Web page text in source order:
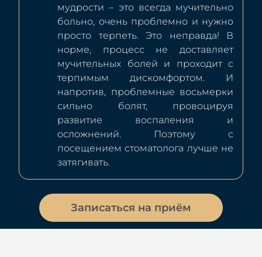
мудрости – это всегда мучительно
больно, очень проблемно и нужно
просто терпеть. Это неправда! В
норме, процесс не доставляет
мучительных болей и проходит с
терпимым дискомфортом. И
напротив, проблемные восьмерки
сильно болят, провоцируя
развитие воспаления и
осложнений. Поэтому с
посещением стоматолога лучше не
затягивать.
Записаться на приём